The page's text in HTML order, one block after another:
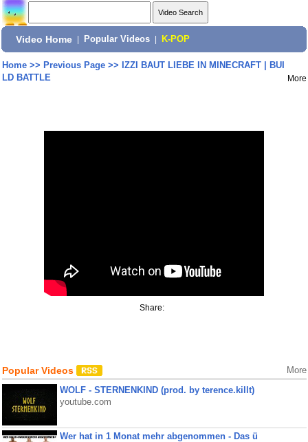
Video Home Popular Videos K-POP
Home>> Previous Page>> IZZI BAUT LIEBE IN MINECRAFT | BUI
LD BATTLE
More
Share:
Popular Videos More
WOLF - STERNENKIND (prod. by terence.killt)
youtube.com
Wer hat in 1 Monat mehr abgenommen - Das ü